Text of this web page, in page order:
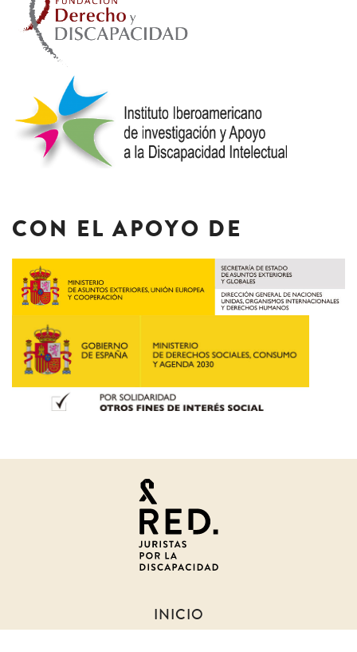
CON EL APOYO DE
discapacidad
INICIO
SOBRE NOSOTROS